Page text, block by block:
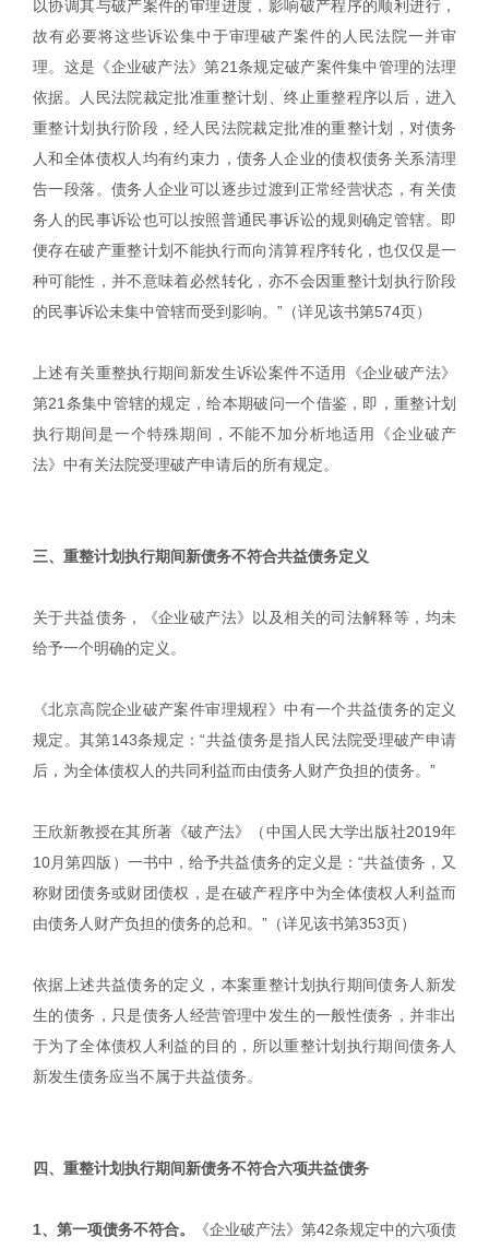
以协调其与破产案件的审理进度，影响破产程序的顺利进行，
故有必要将这些诉讼集中于审理破产案件的人民法院一并审
理。这是《企业破产法》第21条规定破产案件集中管理的法理
依据。人民法院裁定批准重整计划、终止重整程序以后，进入
重整计划执行阶段，经人民法院裁定批准的重整计划，对债务
人和全体债权人均有约束力，债务人企业的债权债务关系清理
告一段落。债务人企业可以逐步过渡到正常经营状态，有关债
务人的民事诉讼也可以按照普通民事诉讼的规则确定管辖。即
便存在破产重整计划不能执行而向清算程序转化，也仅仅是一
种可能性，并不意味着必然转化，亦不会因重整计划执行阶段
的民事诉讼未集中管辖而受到影响。”（详见该书第574页）
上述有关重整执行期间新发生诉讼案件不适用《企业破产法》
第21条集中管辖的规定，给本期破问一个借鉴，即，重整计划
执行期间是一个特殊期间，不能不加分析地适用《企业破产
法》中有关法院受理破产申请后的所有规定。
三、重整计划执行期间新债务不符合共益债务定义
关于共益债务，《企业破产法》以及相关的司法解释等，均未
给予一个明确的定义。
《北京高院企业破产案件审理规程》中有一个共益债务的定义
规定。其第143条规定：“共益债务是指人民法院受理破产申请
后，为全体债权人的共同利益而由债务人财产负担的债务。”
王欣新教授在其所著《破产法》（中国人民大学出版社2019年
10月第四版）一书中，给予共益债务的定义是：“共益债务，又
称财团债务或财团债权，是在破产程序中为全体债权人利益而
由债务人财产负担的债务的总和。”（详见该书第353页）
依据上述共益债务的定义，本案重整计划执行期间债务人新发
生的债务，只是债务人经营管理中发生的一般性债务，并非出
于为了全体债权人利益的目的，所以重整计划执行期间债务人
新发生债务应当不属于共益债务。
四、重整计划执行期间新债务不符合六项共益债务
1、第一项债务不符合。
《企业破产法》第42条规定中的六项债